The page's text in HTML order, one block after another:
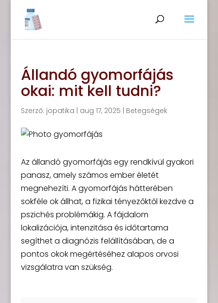
Állandó gyomorfájás
okai: mit kell tudni?
Szerző: jopatika aug 17, 2025 Betegségek
Az állandó gyomorfájás egy rendkívül gyakori
panasz, amely számos ember életét
megnehezíti. A gyomorfájás hátterében
sokféle ok állhat, a fizikai tényezőktől kezdve a
pszichés problémákig. A fájdalom
lokalizációja, intenzitása és időtartama
segíthet a diagnózis felállításában, de a
pontos okok megértéséhez alapos orvosi
vizsgálatra van szükség.